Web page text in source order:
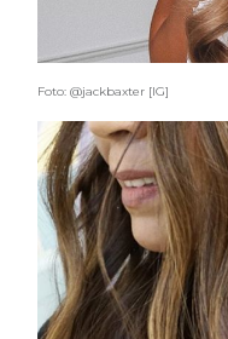
Foto: @jackbaxter [IG]